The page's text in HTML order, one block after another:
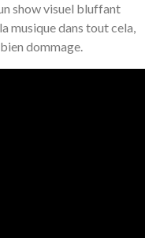
show visuel bluffant
musique dans tout cela,
dommage.